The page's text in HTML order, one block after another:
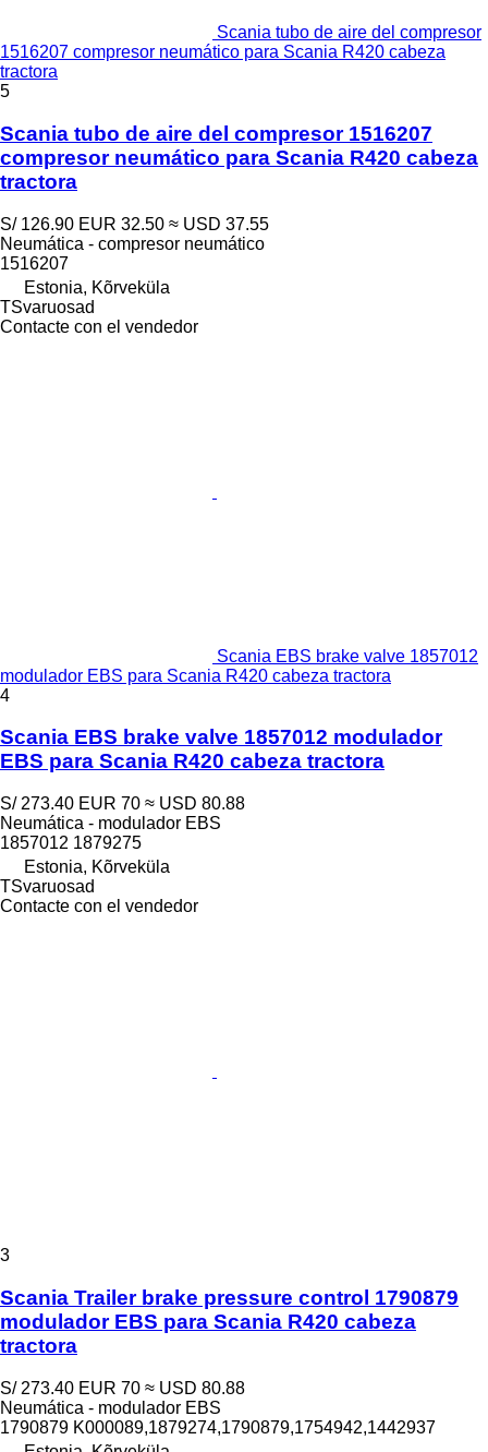
Scania tubo de aire del compresor
1516207 compresor neumático para Scania R420 cabeza
tractora
5
Scania tubo de aire del compresor 1516207
compresor neumático para Scania R420 cabeza
tractora
S/ 126.90 EUR 32.50 ≈ USD 37.55
Neumática - compresor neumático
1516207
Estonia, Kõrveküla
TSvaruosad
Contacte con el vendedor
Scania EBS brake valve 1857012
modulador EBS para Scania R420 cabeza tractora
4
Scania EBS brake valve 1857012 modulador
EBS para Scania R420 cabeza tractora
S/ 273.40 EUR 70 ≈ USD 80.88
Neumática - modulador EBS
1857012 1879275
Estonia, Kõrveküla
TSvaruosad
Contacte con el vendedor
3
Scania Trailer brake pressure control 1790879
modulador EBS para Scania R420 cabeza
tractora
S/ 273.40 EUR 70 ≈ USD 80.88
Neumática - modulador EBS
1790879 K000089,1879274,1790879,1754942,1442937